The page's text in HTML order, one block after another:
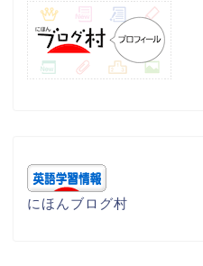
にほんブログ村